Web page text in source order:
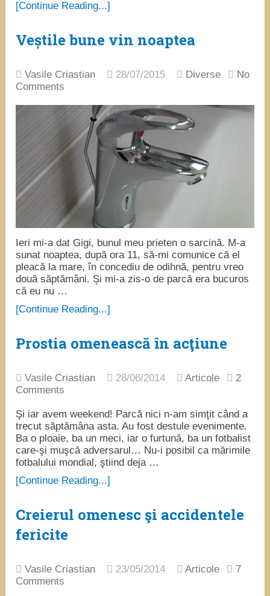
[Continue Reading...]
Veștile bune vin noaptea
Vasile Criastian 28/07/2015 Diverse
No
Comments
Ieri mi-a dat Gigi, bunul meu prieten o sarcină. M-a
sunat noaptea, după ora 11, să-mi comunice că el
pleacă la mare, în concediu de odihnă, pentru vreo
două săptămâni. Și mi-a zis-o de parcă era bucuros
că eu nu …
[Continue Reading...]
Prostia omenească în acţiune
Vasile Criastian 28/06/2014 Articole
2
Comments
Şi iar avem weekend! Parcă nici n-am simţit când a
trecut săptămâna asta. Au fost destule evenimente.
Ba o ploaie, ba un meci, iar o furtună, ba un fotbalist
care-şi muşcă adversarul… Nu-i posibil ca mărimile
fotbalului mondial, ştiind deja …
[Continue Reading...]
Creierul omenesc şi accidentele
fericite
Vasile Criastian 23/05/2014 Articole
7
Comments